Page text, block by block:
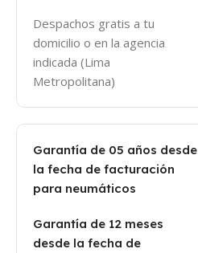
Despachos gratis a tu
domicilio o en la agencia
indicada (Lima
Metropolitana)
Garantía de 05 años desde
la fecha de facturación
para neumáticos
Garantía de 12 meses
desde la fecha de